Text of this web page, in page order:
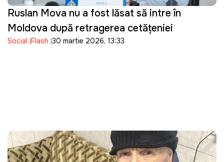
Ruslan Mova nu a fost lăsat să intre în
Moldova după retragerea cetățeniei
Social Flash 30 martie 2026, 13:33